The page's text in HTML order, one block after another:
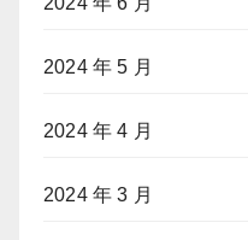
2024 年 5 月
2024 年 4 月
2024 年 3 月